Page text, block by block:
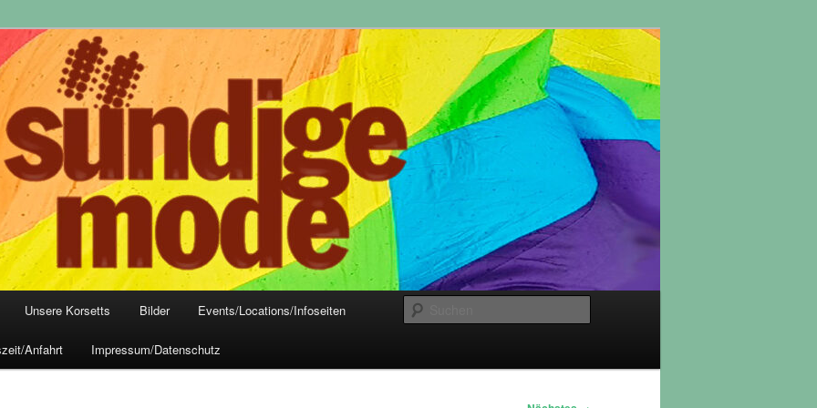
Frankfurt
Mode, Club- und Dark-Wear seit 2004
Unsere Korsetts Bilder Events/Locations/Infoseiten
Anfahrt Impressum/Datenschutz